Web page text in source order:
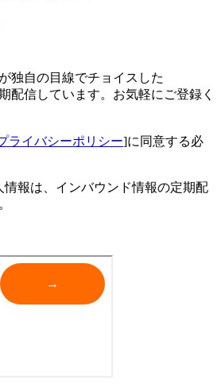
独自の目線でチョイスした
配信しています。お気軽にご登録く
ライバシーポリシー]に同意する必
報は、インバウンド情報の定期配